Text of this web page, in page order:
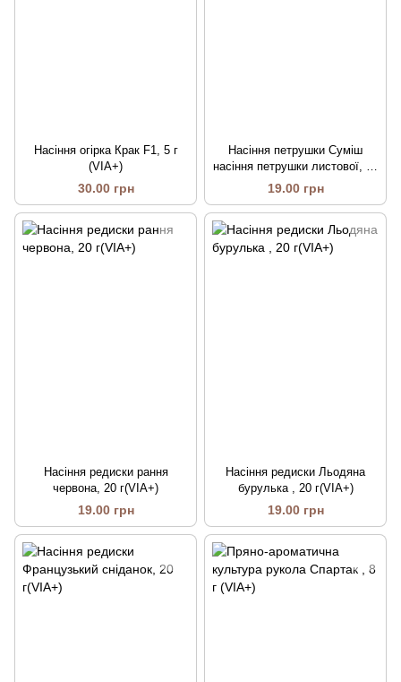
Насіння огірка Крак F1, 5 г
(VIA+)
30.00 грн
Насіння петрушки Суміш
насіння петрушки листової, 20
г(VIA+)
19.00 грн
Насіння редиски рання
червона, 20 г(VIA+)
19.00 грн
Насіння редиски Льодяна
бурулька , 20 г(VIA+)
19.00 грн